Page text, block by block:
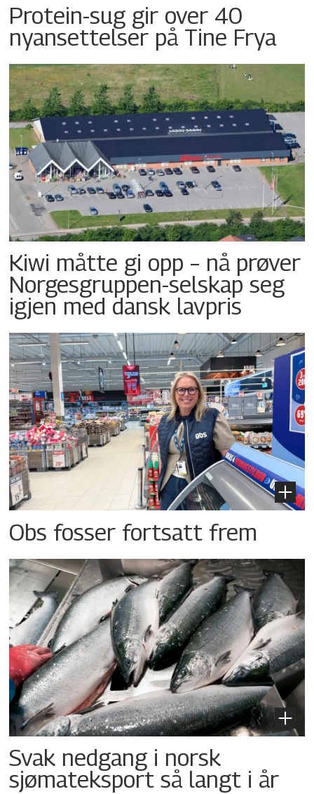
Protein-sug gir over 40
nyansettelser på Tine Frya
Kiwi måtte gi opp – nå prøver
Norgesgruppen-selskap seg
igjen med dansk lavpris
Obs fosser fortsatt frem
Svak nedgang i norsk
sjømateksport så langt i år